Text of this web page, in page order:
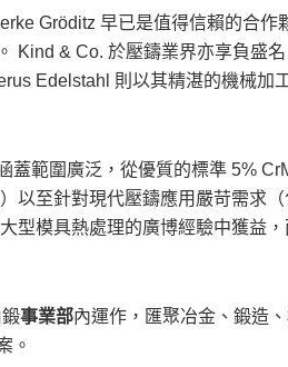
Gröditz 早已是值得信賴的合
Kind & Co. 於壓鑄業界亦享負盛
Edelstahl 則以其精湛的機械加
蓋範圍廣泛，從優質的標準 5%
以至針對現代壓鑄應用嚴苛需求
型模具熱處理的廣博經驗中獲益
事業部內運作，匯聚冶金、鍛造
。